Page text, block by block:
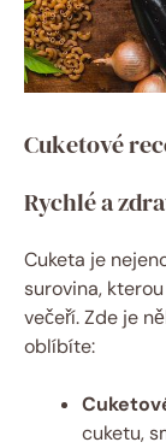
Cuketové
Rychlé a
Cuketa je
surovina,
večeří. Zde je
oblíbíte:
cuketu,